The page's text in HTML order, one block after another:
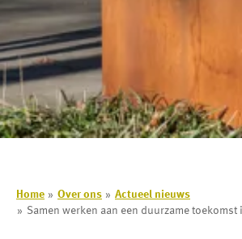
Home Over ons
Actueel nieuws
Samen werken aan een duurzame